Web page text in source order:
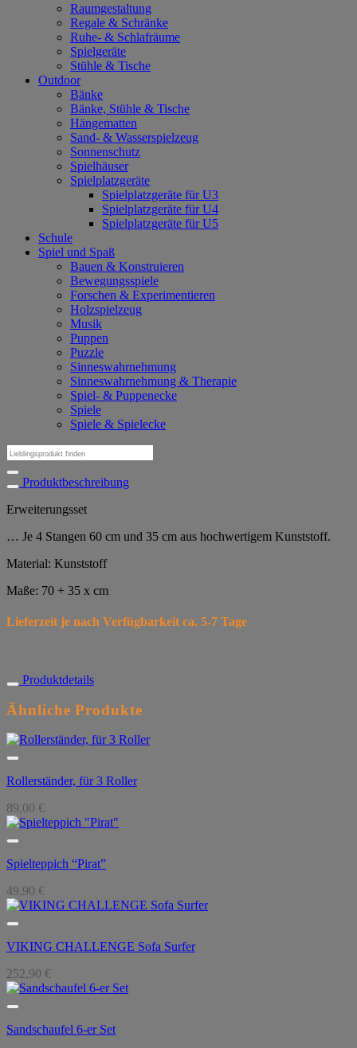
Raumgestaltung
Regale & Schränke
Ruhe- & Schlafräume
Spielgeräte
Stühle & Tische
Outdoor
Bänke
Bänke, Stühle & Tische
Hängematten
Sand- & Wasserspielzeug
Sonnenschutz
Spielhäuser
Spielplatzgeräte
Spielplatzgeräte für U3
Spielplatzgeräte für U4
Spielplatzgeräte für U5
Schule
Spiel und Spaß
Bauen & Konstruieren
Bewegungsspiele
Forschen & Experimentieren
Holzspielzeug
Musik
Puppen
Puzzle
Sinneswahrnehmung
Sinneswahrnehmung & Therapie
Spiel- & Puppenecke
Spiele
Spiele & Spielecke
Suchen
nach:
Produktbeschreibung
Erweiterungsset
… Je 4 Stangen 60 cm und 35 cm aus hochwertigem Kunststoff.
Material: Kunststoff
Maße: 70 + 35 x cm
Lieferzeit je nach Verfügbarkeit ca. 5-7 Tage
Produktdetails
Ähnliche Produkte
Rollerständer, für 3 Roller
89,00 €
Spielteppich “Pirat”
49,90 €
VIKING CHALLENGE Sofa Surfer
252,90 €
Sandschaufel 6-er Set